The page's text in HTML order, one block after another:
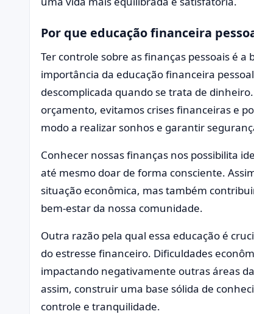
Por que educação financeira
Ter controle sobre as finanças pessoais é
importância da educação financeira
descomplicada quando se trata de
orçamento, evitamos crises financeiras e
modo a realizar sonhos e garantir
Conhecer nossas finanças nos possibilita
até mesmo doar de forma consciente.
situação econômica, mas também
bem-estar da nossa comunidade.
Outra razão pela qual essa educação é
do estresse financeiro. Dificuldades
impactando negativamente outras áreas
assim, construir uma base sólida de
controle e tranquilidade.